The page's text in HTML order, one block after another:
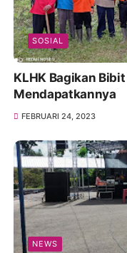
SOSIAL
KLHK Bagikan
Mendapatkannya
FEBRUARI 24, 2023
NEWS